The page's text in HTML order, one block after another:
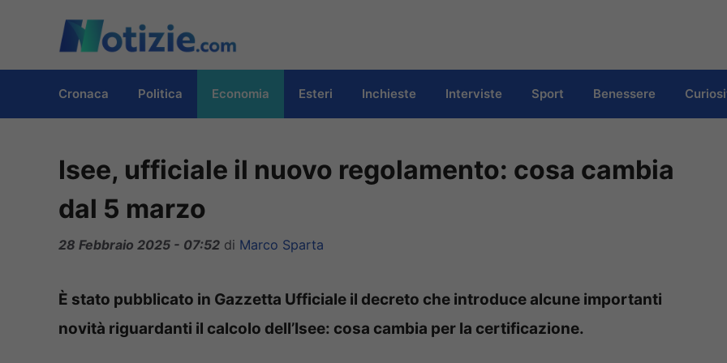
contenuto
Cronaca Politica Economia Esteri Inchieste Interviste Sport Benessere
Isee, ufficiale il nuovo regolamento: cosa cambia
dal 5 marzo
28 Febbraio 2025 - 07:52 di Marco Sparta
È stato pubblicato in Gazzetta Ufficiale il decreto che introduce alcune importanti
novità riguardanti il calcolo dell’Isee: cosa cambia per la certificazione.